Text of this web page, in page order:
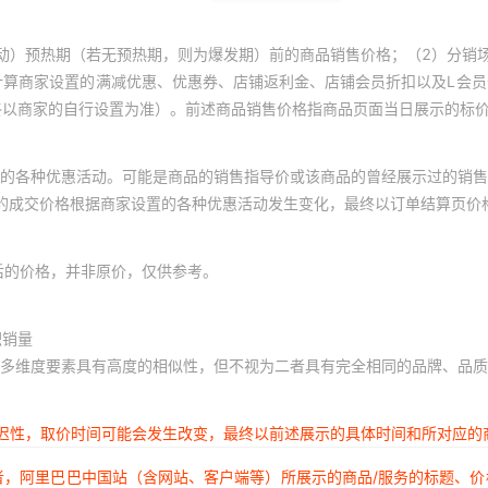
预热期（若无预热期，则为爆发期）前的商品销售价格；（2）分
商家设置的满减优惠、优惠券、店铺返利金、店铺会员折扣以及L会
商家的自行设置为准）。前述商品销售价格指商品页面当日展示的
各种优惠活动。可能是商品的销售指导价或该商品的曾经展示过的销
交价格根据商家设置的各种优惠活动发生变化，最终以订单结算页价
价格，并非原价，仅供参考。
量
维度要素具有高度的相似性，但不视为二者具有完全相同的品牌、品
，取价时间可能会发生改变，最终以前述展示的具体时间和所对应的
阿里巴巴中国站（含网站、客户端等）所展示的商品/服务的标题、